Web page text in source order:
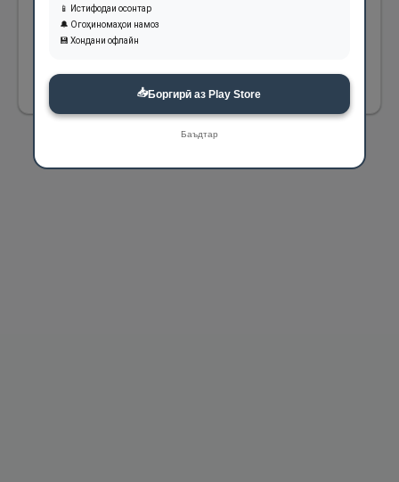
қавми Музар бо Паёмбари Худо (с) мухолиф
буданд.
📱 Истифодаи осонтар
🔔 Огоҳиномаҳои намоз
💾 Хондани офлайн
📥Боргирӣ аз Play Store
Баъдтар